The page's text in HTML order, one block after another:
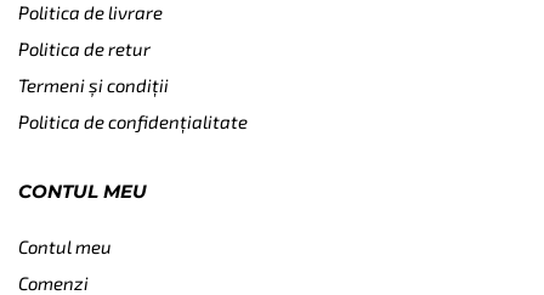
Politica de livrare
Politica de retur
Termeni și condiții
Politica de confidențialitate
CONTUL MEU
Contul meu
Comenzi